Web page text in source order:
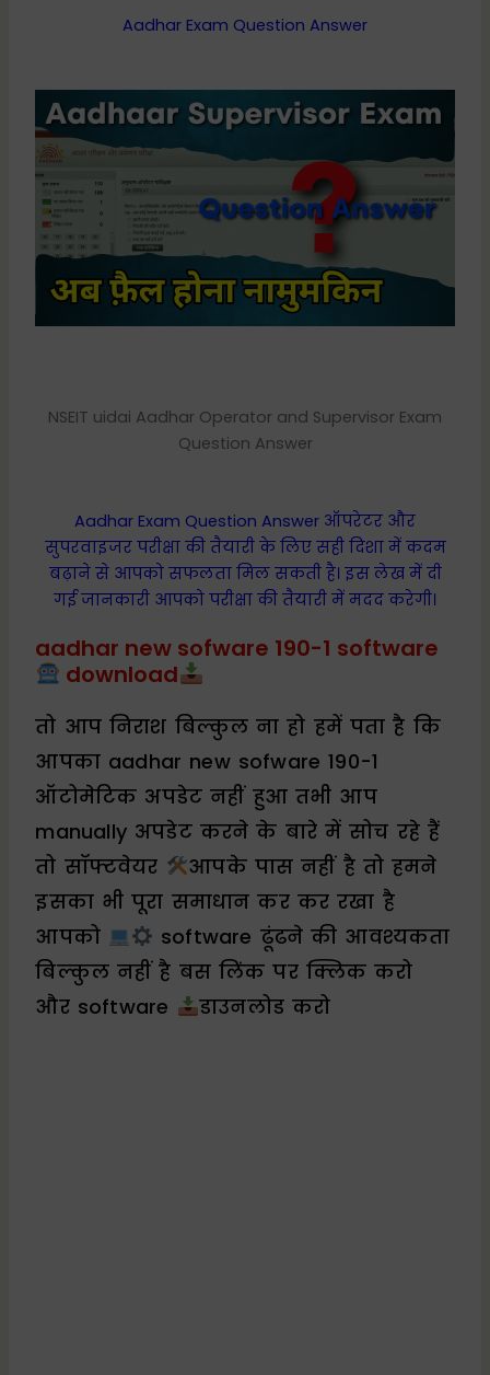
Aadhar Exam Question Answer
NSEIT uidai Aadhar Operator and Supervisor Exam
Question Answer
Aadhar Exam Question Answer ऑपरेटर और
सुपरवाइजर परीक्षा की तैयारी के लिए सही दिशा में कदम
बढ़ाने से आपको सफलता मिल सकती है। इस लेख में दी
गई जानकारी आपको परीक्षा की तैयारी में मदद करेगी।
aadhar new sofware 190-1 software
download
तो आप निराश बिल्कुल ना हो हमें पता है कि
आपका aadhar new sofware 190-1
ऑटोमेटिक अपडेट नहीं हुआ तभी आप
manually अपडेट करने के बारे में सोच रहे हैं
तो सॉफ्टवेयर
आपके पास नहीं है तो हमने
इसका भी पूरा समाधान कर कर रखा है
आपको
software ढूंढने की आवश्यकता
बिल्कुल नहीं है बस लिंक पर क्लिक करो
और software
डाउनलोड करो